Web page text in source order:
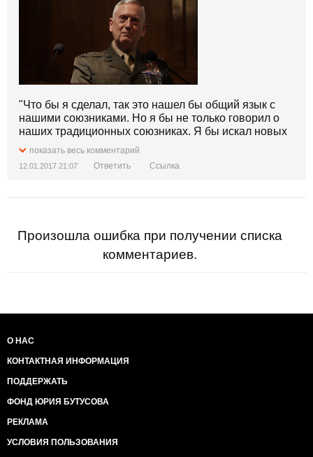
"Что бы я сделал, так это нашел бы общий язык с
нашими союзниками. Но я бы не только говорил о
наших традиционных союзниках. Я бы искал новых
союзников и добивался бы того, чтобы у нас было
как можно больше союзников по мере того, как мы
пытаемся обеспечить стабильность в мире", -
обсуждается его кандидатура на пост министра
показать весь комментарий
12.01.2017 21:07 Ответить Ссылка
Произошла ошибка при получении списка
комментариев.
О НАС
КОНТАКТНАЯ ИНФОРМАЦИЯ
ПОДДЕРЖАТЬ
ФОНД ЮРИЯ БУТУСОВА
РЕКЛАМА
УСЛОВИЯ ПОЛЬЗОВАНИЯ